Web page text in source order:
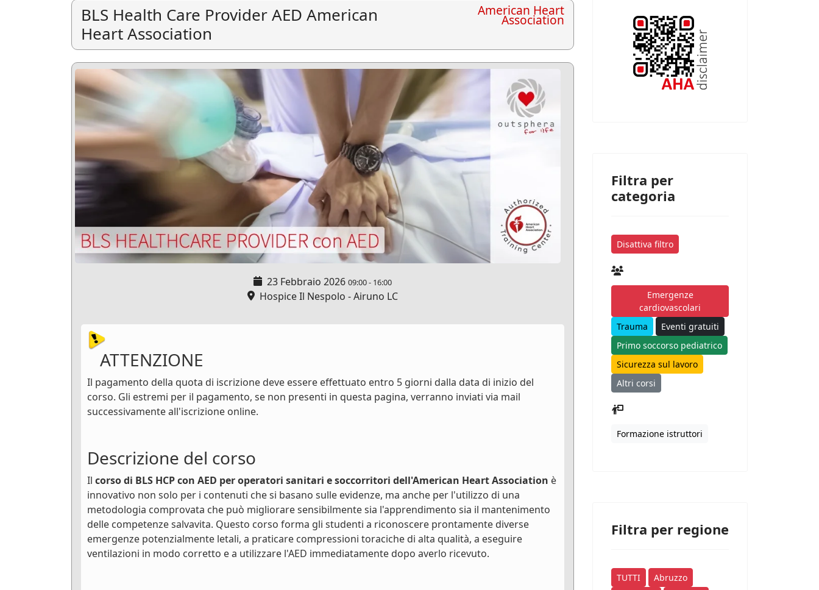
BLS Health Care Provider AED American
Heart Association
American Heart
Association
23 Febbraio 2026 09:00- 16:00
Hospice Il Nespolo - Airuno LC
ATTENZIONE
Il pagamento della quota di iscrizione deve essere effettuato entro 5 giorni dalla data di inizio del
corso. Gli estremi per il pagamento, se non presenti in questa pagina, verranno inviati via mail
successivamente all'iscrizione online.
Descrizione del corso
Il corso di BLS HCP con AED per operatori sanitari e soccorritori dell'American Heart Association è
innovativo non solo per i contenuti che si basano sulle evidenze, ma anche per l'utilizzo di una
metodologia comprovata che può migliorare sensibilmente sia l'apprendimento sia il mantenimento
delle competenze salvavita. Questo corso forma gli studenti a riconoscere prontamente diverse
emergenze potenzialmente letali, a praticare compressioni toraciche di alta qualità, a eseguire
ventilazioni in modo corretto e a utilizzare l'AED immediatamente dopo averlo ricevuto.
Filtra per
categoria
Disattiva filtro
Emergenze
cardiovascolari
Trauma
Eventi gratuiti
Primo soccorso pediatrico
Sicurezza sul lavoro
Altri corsi
Formazione istruttori
Filtra per regione
TUTTI
Abruzzo